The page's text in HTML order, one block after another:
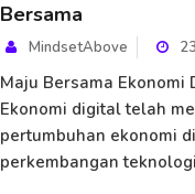
Bersama
MindsetAbove
Maju Bersama Ekonomi
Ekonomi digital telah
pertumbuhan ekonomi
perkembangan